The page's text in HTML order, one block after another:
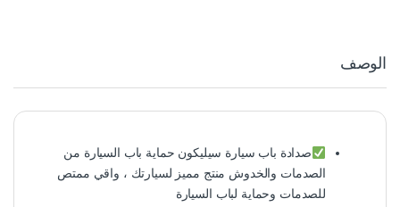
الوصف
صدادة باب سيارة سيليكون حماية باب السيارة من
الصدمات والخدوش منتج مميز لسيارتك ، واقي ممتص
للصدمات وحماية لباب السيارة